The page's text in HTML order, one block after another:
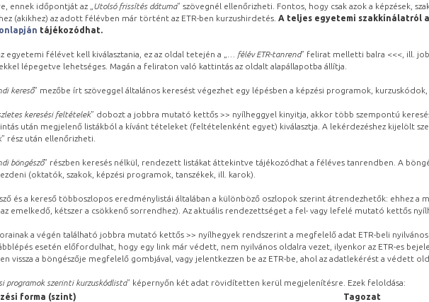
ennek időpontját az „ Utolsó frissítés dátuma” szövegnél ellenőrizheti. Fontos, hogy csak azok a képzések,
(akikhez) az adott félévben már történt az ETR-ben kurzushirdetés. A teljes egyetemi szakkínálatról a
tájékozódhat.
egyetemi félévet kell kiválasztania, ez az oldal tetején a „ … félév ETR-tanrend” felirat melletti balra <<<, ill.
lépegetve lehetséges. Magán a feliraton való kattintás az oldalt alapállapotba állítja.
kereső” mezőbe írt szöveggel általános keresést végezhet egy lépésben a képzési programok,
keresési feltételek” dobozt a jobbra mutató kettős >> nyílheggyel kinyitja, akkor több szempontú
után megjelenő listákból a kívánt tételeket (feltételenként egyet) kiválasztja. A lekérdezéshez kijelölt
” rész után ellenőrizheti.
böngésző” részben keresés nélkül, rendezett listákat áttekintve tájékozódhat a féléves tanrendben. A
(oktatók, szakok, képzési programok, tanszékek, ill. karok).
és a kereső többoszlopos eredménylistái általában a különböző oszlopok szerint átrendezhetők: ehhez a
az emelkedő, kétszer a csökkenő sorrendhez). Az aktuális rendezettséget a fel- vagy lefelé mutató kettős
a végén található jobbra mutató kettős >> nyílhegyek rendszerint a megfelelő adat ETR-beli
esetén előfordulhat, hogy egy link már védett, nem nyilvános oldalra vezet, ilyenkor az ETR-es
vissza a böngészője megfelelő gombjával, vagy jelentkezzen be az ETR-be, ahol az adatlekérést a védett
programok szerinti kurzuskódlista” képernyőn két adat rövidítetten kerül megjelenítésre. Ezek feloldása:
forma (szint)
Tagozat